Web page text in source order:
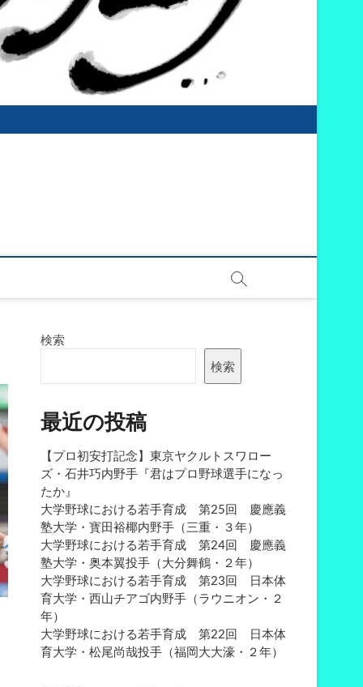
検索
検索
最近の投稿
【プロ初安打記念】東京ヤクルトスワロー
ズ・石井巧内野手『君はプロ野球選手になっ
たか』
大学野球における若手育成 第25回 慶應義
塾大学・寳田裕椰内野手（三重・３年）
大学野球における若手育成 第24回 慶應義
塾大学・奥本翼投手（大分舞鶴・２年）
大学野球における若手育成 第23回 日本体
育大学・西山チアゴ内野手（ラウニオン・２
年）
大学野球における若手育成 第22回 日本体
育大学・松尾尚哉投手（福岡大大濠・２年）